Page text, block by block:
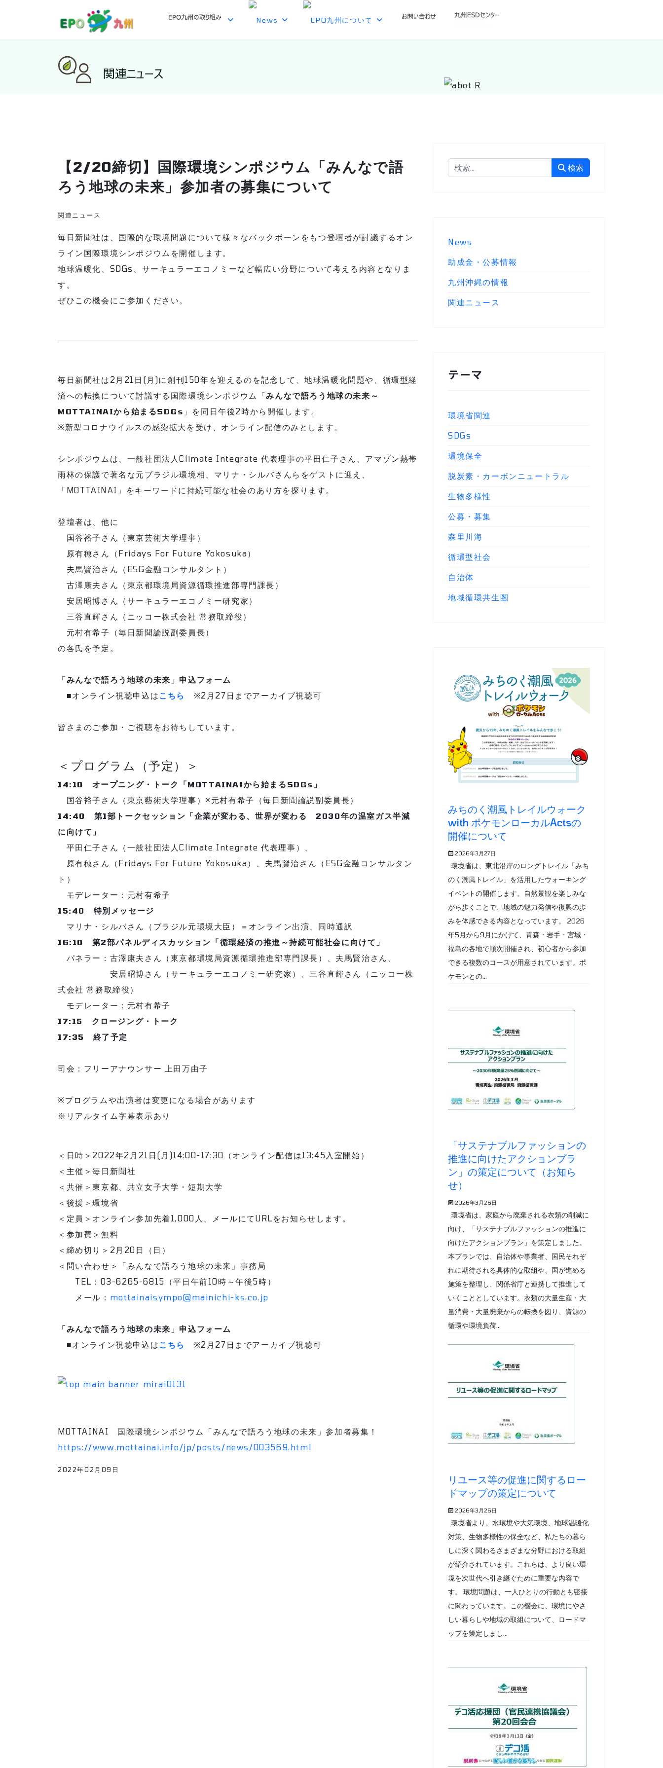
【2/20締切】国際環境シンポジウム「みんなで語
ろう地球の未来」参加者の募集について
関連ニュース
毎日新聞社は、国際的な環境問題について様々なバックボーンをもつ登壇者が討議するオン
ライン国際環境シンポジウムを開催します。
地球温暖化、SDGs、サーキュラーエコノミーなど幅広い分野について考える内容となりま
す。
ぜひこの機会にご参加ください。
毎日新聞社は2月21日(月)に創刊150年を迎えるのを記念して、地球温暖化問題や、循環型経
済への転換について討議する国際環境シンポジウム「みんなで語ろう地球の未来～
MOTTAINAIから始まるSDGs 」を同日午後2時から開催します。
※新型コロナウイルスの感染拡大を受け、オンライン配信のみとします。
シンポジウムは、一般社団法人Climate Integrate 代表理事の平田仁子さん、アマゾン熱帯
雨林の保護で著名な元ブラジル環境相、マリナ・シルバさんらをゲストに迎え、
「MOTTAINAI」をキーワードに持続可能な社会のあり方を探ります。
登壇者は、他に
国谷裕子さん（東京芸術大学理事）
原有穂さん（Fridays For Future Yokosuka）
夫馬賢治さん（ESG金融コンサルタント）
古澤康夫さん（東京都環境局資源循環推進部専門課長）
安居昭博さん（サーキュラーエコノミー研究家）
三谷直輝さん（ニッコー株式会社 常務取締役）
元村有希子（毎日新聞論説副委員長）
の各氏を予定。
「みんなで語ろう地球の未来」申込フォーム
■オンライン視聴申込は こちら ※2月27日までアーカイブ視聴可
皆さまのご参加・ご視聴をお待ちしています。
＜プログラム（予定）＞
14:10 オープニング・トーク「MOTTAINAIから始まるSDGs」
国谷裕子さん（東京藝術大学理事）×元村有希子（毎日新聞論説副委員長）
14:40 第1部トークセッション「企業が変わる、世界が変わる 2030年の温室ガス半減
に向けて」
平田仁子さん（一般社団法人Climate Integrate 代表理事）、
原有穂さん（Fridays For Future Yokosuka）、夫馬賢治さん（ESG金融コンサルタン
ト）
モデレーター：元村有希子
15:40 特別メッセージ
マリナ・シルバさん（ブラジル元環境大臣）＝オンライン出演、同時通訳
16:10 第2部パネルディスカッション「循環経済の推進～持続可能社会に向けて」
パネラー：古澤康夫さん（東京都環境局資源循環推進部専門課長）、夫馬賢治さん、
安居昭博さん（サーキュラーエコノミー研究家）、三谷直輝さん（ニッコー株
式会社 常務取締役）
モデレーター：元村有希子
17:15 クロージング・トーク
17:35 終了予定
司会：フリーアナウンサー 上田万由子
※プログラムや出演者は変更になる場合があります
※リアルタイム字幕表示あり
＜日時＞2022年2月21日(月)14:00-17:30（オンライン配信は13:45入室開始）
＜主催＞毎日新聞社
＜共催＞東京都、共立女子大学・短期大学
＜後援＞環境省
＜定員＞オンライン参加先着1,000人、メールにてURLをお知らせします。
＜参加費＞無料
＜締め切り＞2月20日（日）
＜問い合わせ＞「みんなで語ろう地球の未来」事務局
TEL ：03-6265-6815（平日午前10時～午後5時）
メール： mottainaisympo@mainichi-ks.co.jp
「みんなで語ろう地球の未来」申込フォーム
■オンライン視聴申込は こちら ※2月27日までアーカイブ視聴可
MOTTAINAI 国際環境シンポジウム「みんなで語ろう地球の未来」参加者募集！
https://www.mottainai.info/jp/posts/news/003569.html
2022年02月09日
検索 検索
News
助成金・公募情報
九州沖縄の情報
関連ニュース
テーマ
環境省関連
SDGs
環境保全
脱炭素・カーボンニュートラル
生物多様性
公募・募集
森里川海
循環型社会
自治体
地域循環共生圏
みちのく潮風トレイルウォーク
with ポケモンローカルActsの
開催について
2026年3月27日
環境省は、東北沿岸のロングトレイル「みち
のく潮風トレイル」を活用したウォーキング
イベントの開催します。自然景観を楽しみな
がら歩くことで、地域の魅力発信や復興の歩
みを体感できる内容となっています。 2026
年5月から9月にかけて、青森・岩手・宮城・
福島の各地で順次開催され、初心者から参加
できる複数のコースが用意されています。ポ
ケモンとの...
「サステナブルファッションの
推進に向けたアクションプラ
ン」の策定について（お知ら
せ）
2026年3月26日
環境省は、家庭から廃棄される衣類の削減に
向け、「サステナブルファッションの推進に
向けたアクションプラン」を策定しました。
本プランでは、自治体や事業者、国民それぞ
れに期待される具体的な取組や、国が進める
施策を整理し、関係省庁と連携して推進して
いくこととしています。衣類の大量生産・大
量消費・大量廃棄からの転換を図り、資源の
循環や環境負荷...
リユース等の促進に関するロー
ドマップの策定について
2026年3月26日
環境省より、水環境や大気環境、地球温暖化
対策、生物多様性の保全など、私たちの暮ら
しに深く関わるさまざまな分野における取組
が紹介されています。これらは、より良い環
境を次世代へ引き継ぐために重要な内容で
す。 環境問題は、一人ひとりの行動とも密接
に関わっています。この機会に、環境にやさ
しい暮らしや地域の取組について、ロードマ
ップを策定しまし...